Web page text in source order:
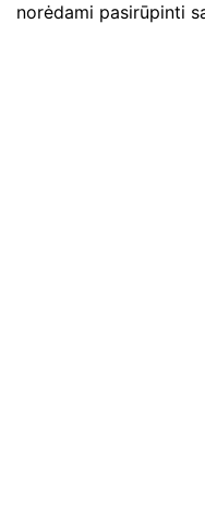
norėdami pasirūpinti